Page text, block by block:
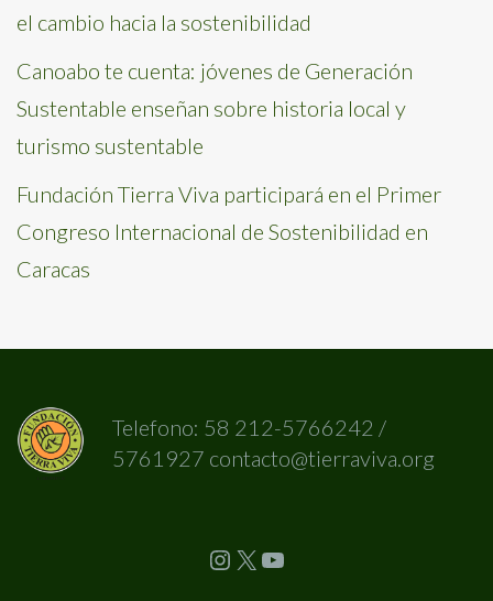
el cambio hacia la sostenibilidad
Canoabo te cuenta: jóvenes de Generación
Sustentable enseñan sobre historia local y
turismo sustentable
Fundación Tierra Viva participará en el Primer
Congreso Internacional de Sostenibilidad en
Caracas
Telefono: 58 212-5766242 /
5761927 contacto@tierraviva.org
Instagram X YouTube